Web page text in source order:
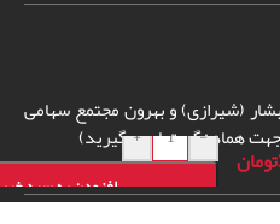
(شیرازی) و بهرون مجتمع سهامی
تومان
-
+
افزودن به سبد